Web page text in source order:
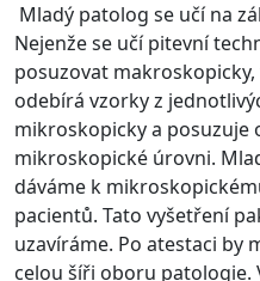
Mladý patolog se učí na
Nejenže se učí pitevní
posuzovat
odebírá vzorky z
mikroskopicky a posuzuje
mikroskopické úrovni.
dáváme k
pacientů. Tato vyšetření
uzavíráme. Po atestaci by
celou šíři oboru patologie.